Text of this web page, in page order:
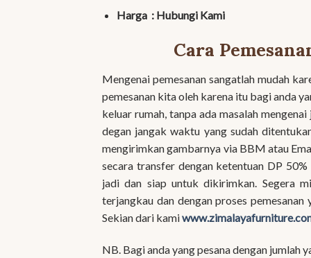
Harga : Hubungi Kami
Cara
Mengenai pemesanan sangatlah mudah
pemesanan kita oleh karena itu bagi anda
keluar rumah, tanpa ada masalah
degan jangak waktu yang sudah
mengirimkan gambarnya via BBM atau
secara transfer dengan ketentuan DP
jadi dan siap untuk dikirimkan. Segera
terjangkau dan dengan proses
Sekian dari kami
NB. Bagi anda yang pesana dengan jumlah